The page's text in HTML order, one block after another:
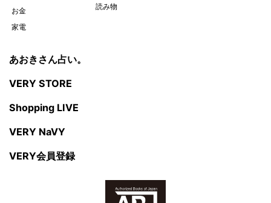
お金
家電
読み物
あおきさん占い。
VERY STORE
Shopping LIVE
VERY NaVY
VERY会員登録